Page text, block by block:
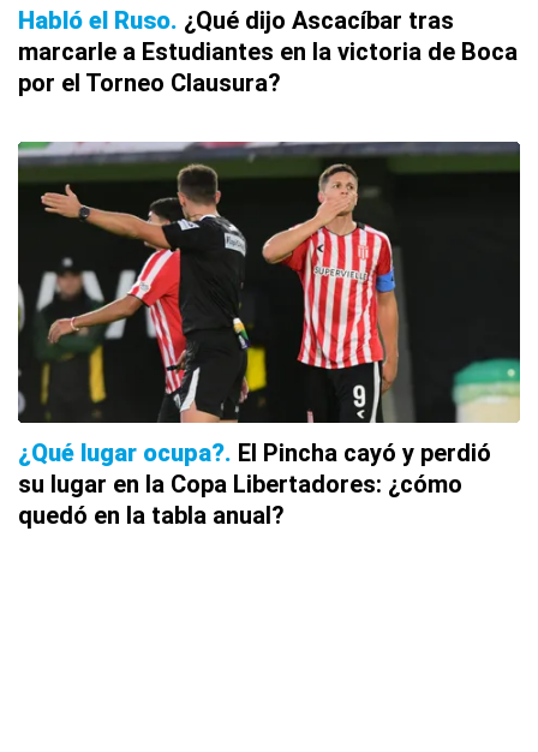
Habló el Ruso ¿Qué dijo Ascacíbar tras
marcarle a Estudiantes en la victoria de Boca
por el Torneo Clausura?
¿Qué lugar ocupa? El Pincha cayó y perdió
su lugar en la Copa Libertadores: ¿cómo
quedó en la tabla anual?